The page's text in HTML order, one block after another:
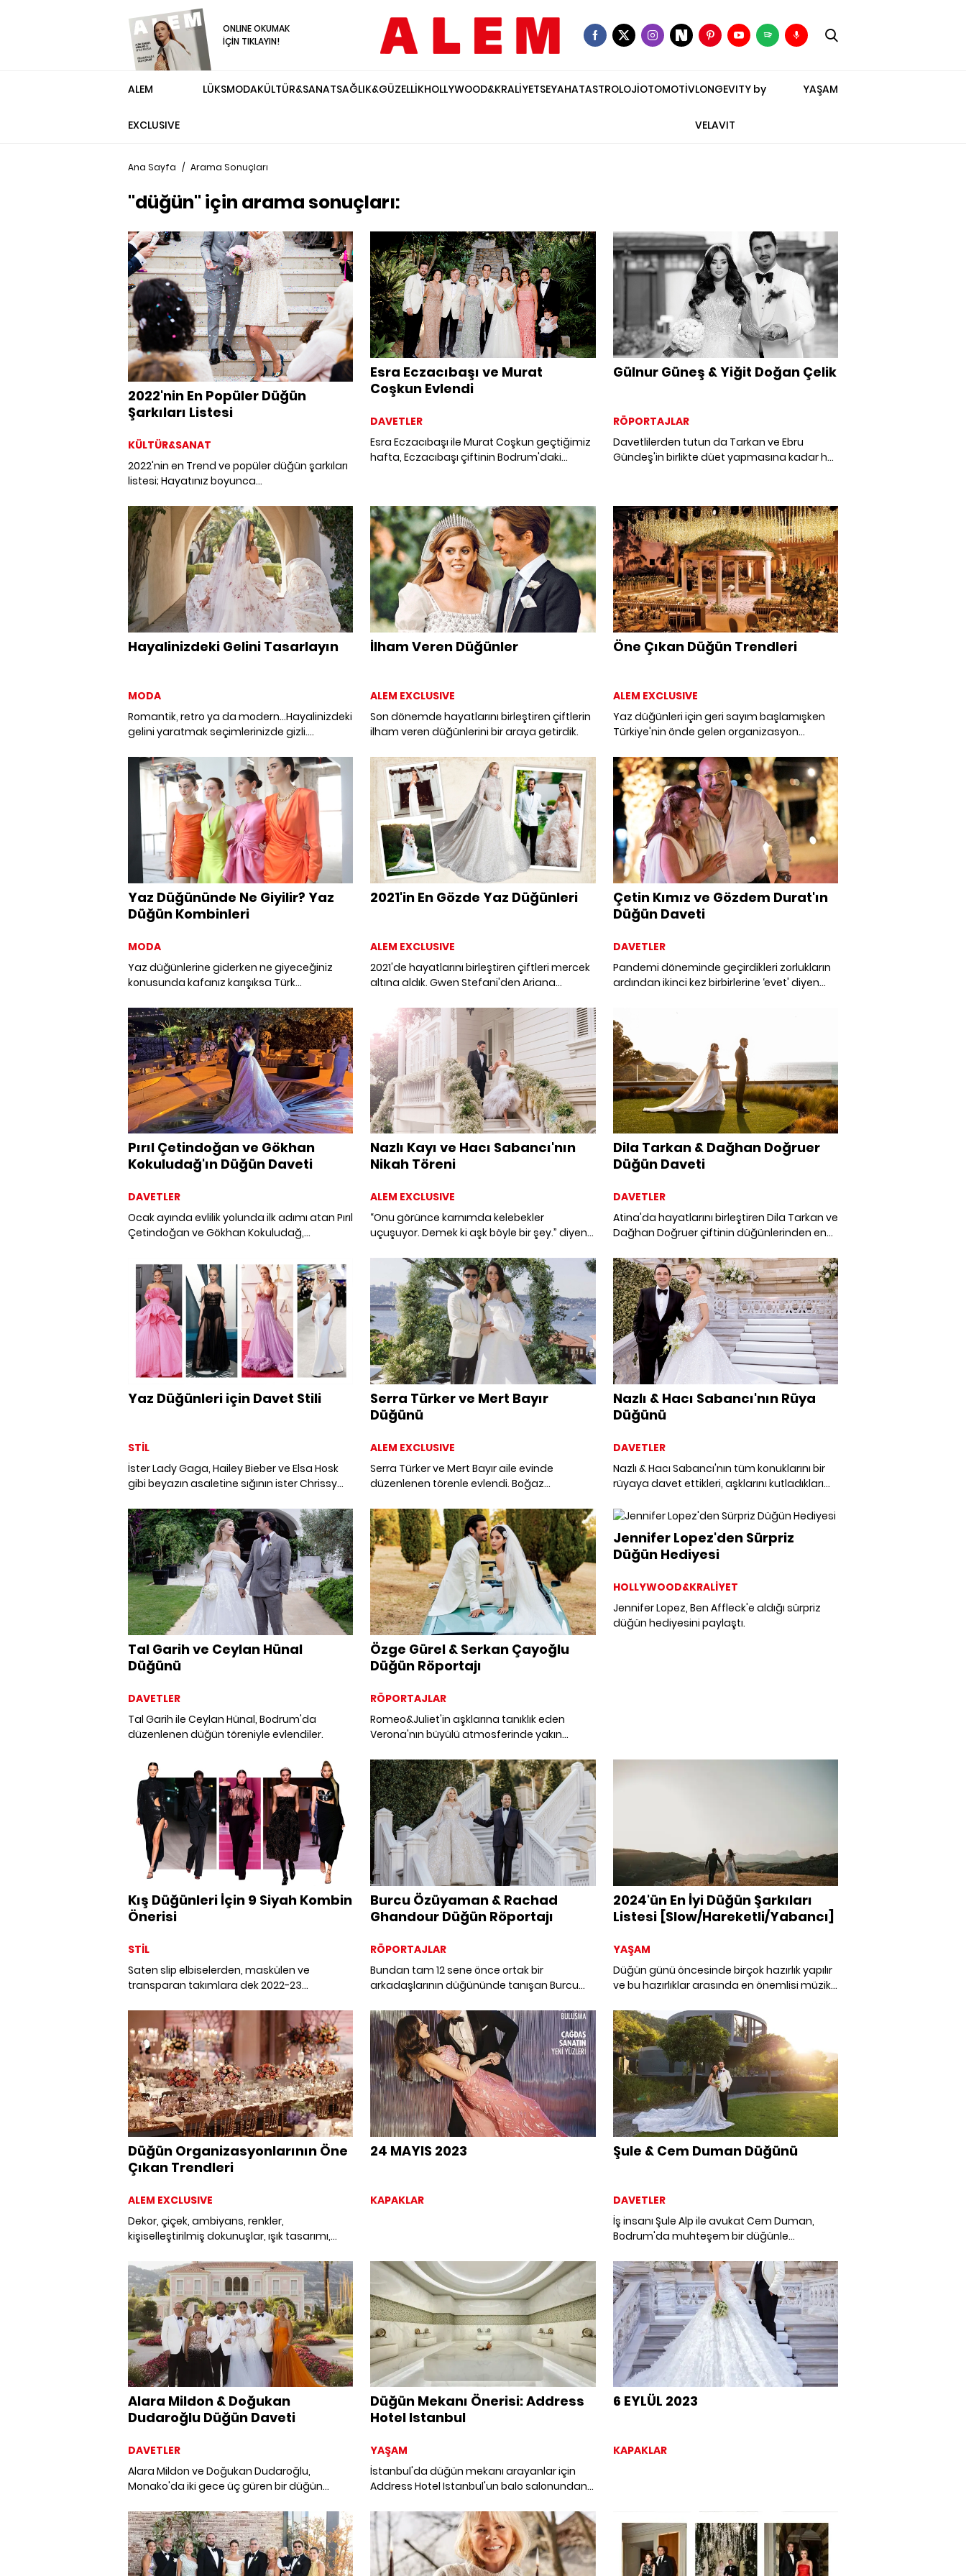
ONLINE OKUMAK
İÇİN TIKLAYIN!
ALEM
EXCLUSIVE
LÜKSMODAKÜLTÜR&SANATSAĞLIK&GÜZELLİKHOLLYWOOD&KRALİYETSEYAHATASTROLOJİOTOMOTİVLONGEVITY by
VELAVIT
YAŞAM
Ana Sayfa / Arama Sonuçları
"düğün" için arama sonuçları:
2022'nin En Popüler Düğün
Şarkıları Listesi
KÜLTÜR&SANAT
2022'nin en Trend ve popüler düğün şarkıları
listesi; Hayatınız boyunca
seçmekte zorlanıyorsanız, sizin için bir araya
getirdiğimiz en popüler düğün müziklerine
göz atın.
Esra Eczacıbaşı ve Murat
Coşkun Evlendi
DAVETLER
Esra Eczacıbaşı ile Murat Coşkun geçtiğimiz
hafta, Eczacıbaşı çiftinin Bodrum'daki
Gülnur Güneş & Yiğit Doğan Çelik
RÖPORTAJLAR
Davetlilerden tutun da Tarkan ve Ebru
Gündeş'in birlikte düet yapmasına kadar her
edilen gecenin hiç şüphesiz en özel iki ismi
Gülnur Güneş&Yiğit Doğan Çelik çiftiydi. Biz
de ALEM olarak genç çift ile nikaha saatler
kala buluştuk ve mutlu serüvenlerine ortak
olduk.
Hayalinizdeki Gelini Tasarlayın
MODA
Romantik, retro ya da modern...Hayalinizdeki
gelini yaratmak seçimlerinizde gizli.
tamamlayıcısı.
İlham Veren Düğünler
ALEM EXCLUSIVE
Son dönemde hayatlarını birleştiren çiftlerin
ilham veren düğünlerini bir araya getirdik.
Öne Çıkan Düğün Trendleri
ALEM EXCLUSIVE
Yaz düğünleri için geri sayım başlamışken
Türkiye'nin önde gelen organizasyon
ve yeni normalle yaşanan değişimleri
dinledik.
Yaz Düğününde Ne Giyilir? Yaz
Düğün Kombinleri
MODA
Yaz düğünlerine giderken ne giyeceğiniz
konusunda kafanız karışıksa Türk
tasarımlarımızı sizin için derledik. İster otel
düğünü olsun, ister kır... Bu modellerden biri
eminiz tam size göre olacak.
2021'in En Gözde Yaz Düğünleri
ALEM EXCLUSIVE
2021'de hayatlarını birleştiren çiftleri mercek
altına aldık. Gwen Stefani'den Ariana
Çetin Kımız ve Gözdem Durat'ın
Düğün Daveti
DAVETLER
Pandemi döneminde geçirdikleri zorlukların
ardından ikinci kez birbirlerine ‘evet' diyen
daveti, bu yaz kapılarını açacak olan Akana
Cennet Koyu Bodrum'da gerçekleşti.
Pırıl Çetindoğan ve Gökhan
Kokuludağ'ın Düğün Daveti
DAVETLER
Ocak ayında evlilik yolunda ilk adımı atan Pırıl
Çetindoğan ve Gökhan Kokuludağ,
Yalısı'nda düzenlenen düğün ile hayatlarını
birleştirdiler.
Nazlı Kayı ve Hacı Sabancı'nın
Nikah Töreni
ALEM EXCLUSIVE
“Onu görünce karnımda kelebekler
uçuşuyor. Demek ki aşk böyle bir şey.” diyen
Beylerbeyi'ndeki yalısında hayatlarını
birleştirdiler.
Dila Tarkan & Dağhan Doğruer
Düğün Daveti
DAVETLER
Atina'da hayatlarını birleştiren Dila Tarkan ve
Dağhan Doğruer çiftinin düğünlerinden en
Yaz Düğünleri için Davet Stili
STİL
İster Lady Gaga, Hailey Bieber ve Elsa Hosk
gibi beyazın asaletine sığının ister Chrissy
pembenin enerjik gücünden yararlanın. İster
Taylor Hill, Vanessa Hudgens ve Anya Taylor
Joy gibi klasik siyahtan şaşmayın ister
Penelope Cruz, Emma Watson ve Camila
Morrone gibi başrolü sırt dekoltesine verin.
2022 yılının kırmızı halılarından ilhamla yaz
düğünleri için davet stili derledik.
Serra Türker ve Mert Bayır
Düğünü
ALEM EXCLUSIVE
Serra Türker ve Mert Bayır aile evinde
düzenlenen törenle evlendi. Boğaz
hayatlarını birleştiren çiftin mutluluğuna iş,
spor ve cemiyet hayatından birçok isim
ortak oldu.
Nazlı & Hacı Sabancı'nın Rüya
Düğünü
DAVETLER
Nazlı & Hacı Sabancı'nın tüm konuklarını bir
rüyaya davet ettikleri, aşklarını kutladıkları
Tal Garih ve Ceylan Hünal
Düğünü
DAVETLER
Tal Garih ile Ceylan Hünal, Bodrum'da
düzenlenen düğün töreniyle evlendiler.
Özge Gürel & Serkan Çayoğlu
Düğün Röportajı
RÖPORTAJLAR
Romeo&Juliet'in aşklarına tanıklık eden
Verona'nın büyülü atmosferinde yakın
Gürel&Serkan Çayoğlu çiftinin düğününden
ALEM'e özel karelerle sizi baş başa
bırakıyoruz.
Jennifer Lopez'den Sürpriz
Düğün Hediyesi
HOLLYWOOD&KRALİYET
Jennifer Lopez, Ben Affleck'e aldığı sürpriz
düğün hediyesini paylaştı.
Kış Düğünleri İçin 9 Siyah Kombin
Önerisi
STİL
Saten slip elbiselerden, maskülen ve
transparan takımlara dek 2022-23
düğünleri için dokuz siyah kombin önerisi bir
arada.
Burcu Özüyaman & Rachad
Ghandour Düğün Röportajı
RÖPORTAJLAR
Bundan tam 12 sene önce ortak bir
arkadaşlarının düğününde tanışan Burcu
İstanbul'da tüm dünyadan sevdiklerinin
tanıklık ettiği muhteşem bir düğünle
birbirlerine evet dedi.
2024'ün En İyi Düğün Şarkıları
Listesi [Slow/Hareketli/Yabancı]
YAŞAM
Düğün günü öncesinde birçok hazırlık yapılır
ve bu hazırlıklar arasında en önemlisi müzik
anları daha da unutulmaz hale getirebilir.
2024'ün en popüler slow, hareketli, yabancı
ve Türkçe düğün şarkıları listesi burada!
Düğün Organizasyonlarının Öne
Çıkan Trendleri
ALEM EXCLUSIVE
Dekor, çiçek, ambiyans, renkler,
kişiselleştirilmiş dokunuşlar, ışık tasarımı,
kılacak önemli detaylar. Düğün
organizasyonunuzda size rehberlik edecek,
hayallerinizdeki kutlamayı gerçek kılacak
önerileri, işin profesyonellerinden dinledik.
24 MAYIS 2023
KAPAKLAR
Şule & Cem Duman Düğünü
DAVETLER
İş insanı Şule Alp ile avukat Cem Duman,
Bodrum'da muhteşem bir düğünle
cemiyet hayatından seçkin davetlilerin
katıldığı düğünde Şule Alp; Hindistan'da
hazırlanmış Swarovski taşlarla süslü göz
alıcı bir gelinlik giydi.
Alara Mildon & Doğukan
Dudaroğlu Düğün Daveti
DAVETLER
Alara Mildon ve Doğukan Dudaroğlu,
Monako'da iki gece üç güren bir düğün
Düğün Mekanı Önerisi: Address
Hotel Istanbul
YAŞAM
İstanbul'da düğün mekanı arayanlar için
Address Hotel Istanbul'un balo salonundan
keşfettik.
6 EYLÜL 2023
KAPAKLAR